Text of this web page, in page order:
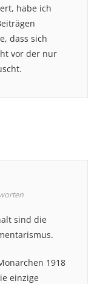
habe ich
dass sich
vor der nur
sind die
1918
einzige